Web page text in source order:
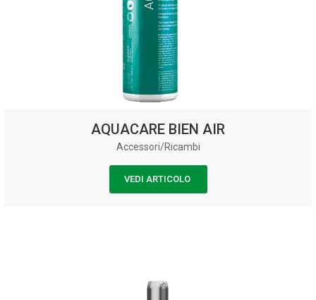
AQUACARE BIEN AIR
Accessori/Ricambi
VEDI ARTICOLO